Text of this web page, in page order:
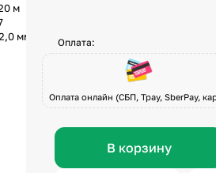
м
мм,
Оплата:
Оплата онлайн (СБП, Tpay, SberPay,
В корзину